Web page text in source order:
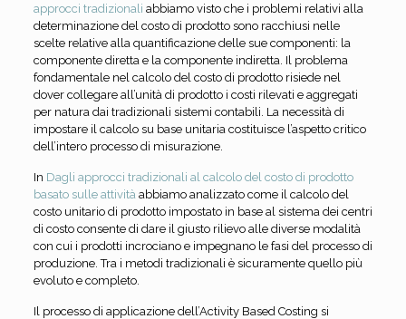
approcci tradizionali abbiamo visto che i problemi relativi alla
determinazione del costo di prodotto sono racchiusi nelle
scelte relative alla quantificazione delle sue componenti: la
componente diretta e la componente indiretta. Il problema
fondamentale nel calcolo del costo di prodotto risiede nel
dover collegare all’unità di prodotto i costi rilevati e aggregati
per natura dai tradizionali sistemi contabili. La necessità di
impostare il calcolo su base unitaria costituisce l’aspetto critico
dell’intero processo di misurazione.
In Dagli approcci tradizionali al calcolo del costo di prodotto
basato sulle attività abbiamo analizzato come il calcolo del
costo unitario di prodotto impostato in base al sistema dei centri
di costo consente di dare il giusto rilievo alle diverse modalità
con cui i prodotti incrociano e impegnano le fasi del processo di
produzione. Tra i metodi tradizionali è sicuramente quello più
evoluto e completo.
Il processo di applicazione dell’Activity Based Costing si